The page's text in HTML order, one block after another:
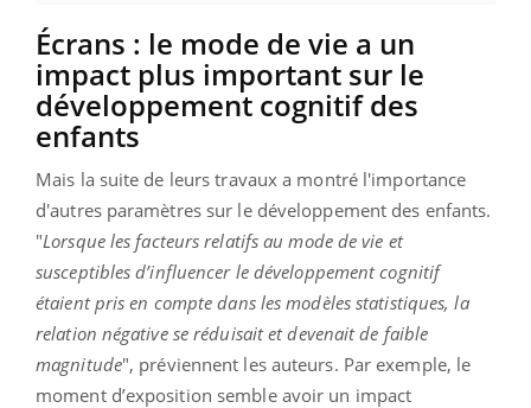
Écrans : le mode de vie a un
impact plus important sur le
développement cognitif des
enfants
Mais la suite de leurs travaux a montré l'importance
d'autres paramètres sur le développement des enfants.
"Lorsque les facteurs relatifs au mode de vie et
susceptibles d’influencer le développement cognitif
étaient pris en compte dans les modèles statistiques, la
relation négative se réduisait et devenait de faible
magnitude", préviennent les auteurs. Par exemple, le
moment d’exposition semble avoir un impact